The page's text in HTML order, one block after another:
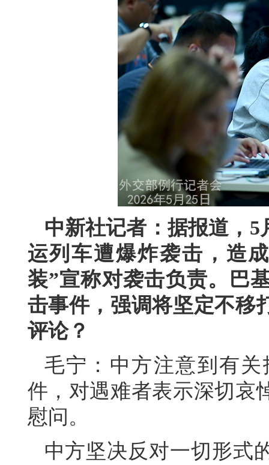
中新社记者：据报道，
运列车遭爆炸袭击，造
装”宣称对袭击负责。巴
击事件，强调将坚定不移
评论？
毛宁：中方注意到有
件，对遇难者表示深切哀
慰问。
中方坚决反对一切形式